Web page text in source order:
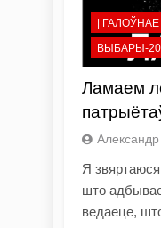
| ГАЛОЎНАЕ
ВЫБАРЫ-
Ламаем
Александр
Я
што
ведаеце,